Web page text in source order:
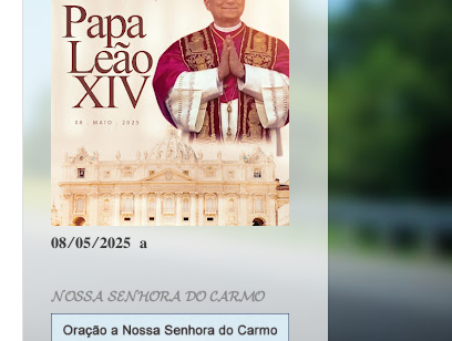
𝟎𝟖/𝟎𝟓/𝟐𝟎𝟐𝟓 𝐚
𝓝𝓞𝓢𝓢𝓐 𝓢𝓔𝓝𝓗𝓞𝓡𝓐 𝓓𝓞 𝓒𝓐𝓡𝓜𝓞